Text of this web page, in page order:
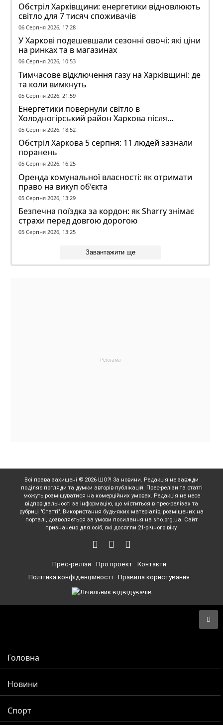
Обстріл Харківщини: енергетики відновлюють
світло для 7 тисяч споживачів
06 Серпня 2026, 17:28
У Харкові подешевшали сезонні овочі: які ціни
на ринках та в магазинах
06 Серпня 2026, 10:53
Тимчасове відключення газу на Харківщині: де
та коли вимкнуть
05 Серпня 2026, 21:59
Енергетики повернули світло в
Холодногірський район Харкова після
ворожого обстрілу
05 Серпня 2026, 18:52
Обстріл Харкова 5 серпня: 11 людей зазнали
поранень
05 Серпня 2026, 16:25
Оренда комунальної власності: як отримати
право на викуп об’єкта
05 Серпня 2026, 13:29
Безпечна поїздка за кордон: як Sharry знімає
страхи перед довгою дорогою
05 Серпня 2026, 13:25
Завантажити ще
Всі права захищені © 2026 ШО?! За новини. Редакція не завжди
поділяє погляди та думки авторів публікацій. Прес-релізи та статті
можуть розміщуватися на комерційних умовах. Редакція не несе
відповідальності за інформацію, що міститься в прес-релізах та
рубриці "Статті". Використання будь-яких матеріалів, розміщених на
порталі, дозволяється за умови посилання на sho.org.ua. Сайт
призначено для осіб, які досягли 21-річного віку.
Прес-релізи Про проект
Контакти
Політика конфіденційності
Правила користування
Головна
Новини
Спорт